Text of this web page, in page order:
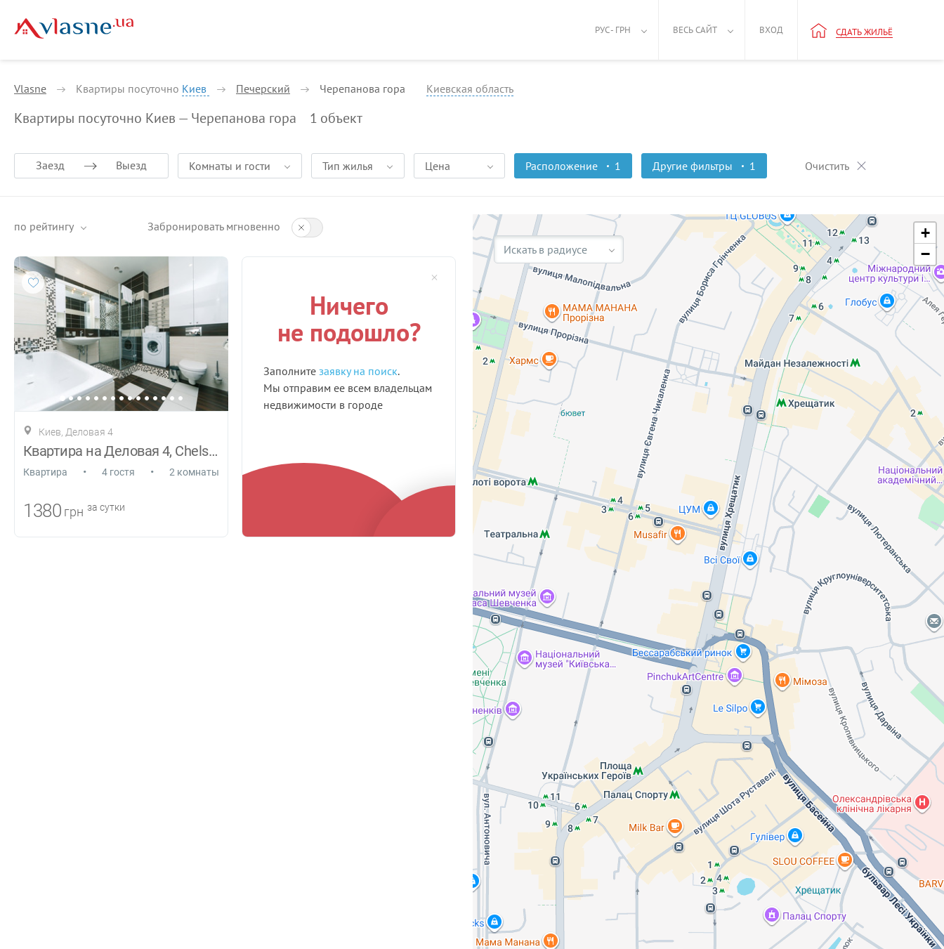
РУС - ГРН ВЕСЬ САЙТ ВХОД СДАТЬ ЖИЛЬЁ
Vlasne Квартиры посуточно Киев Печерский Черепанова гора Киевская область
Квартиры посуточно Киев — Черепанова гора 1 объект
Заезд Выезд Комнаты и гости Тип жилья Цена Расположение 1 Другие фильтры 1 Очистить
по рейтингу Забронировать мгновенно
Киев, Деловая 4
Квартира на Деловая 4, Chelsea Tower
Квартира • 4 гостя • 2 комнаты
1380 грн за сутки
Ничего
не подошло?
Заполните заявку на поиск.
Мы отправим ее всем владельцам
недвижимости в городе
Искать в радиусе
+
−